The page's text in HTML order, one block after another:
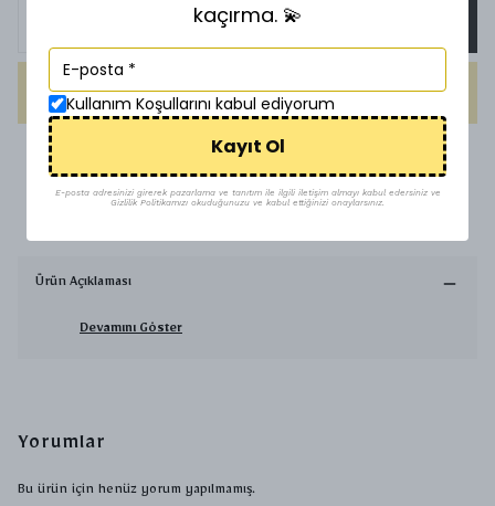
SEPETE EKLE
HEMEN AL
1500 TL üzeri ücretsiz kargo
Uygun Fiyat
Ürün Açıklaması
Devamını Göster
Yorumlar
Bu ürün için henüz yorum yapılmamış.
kaçırma. 💫
Kullanım Koşullarını kabul ediyorum
Kayıt Ol
E-posta adresinizi girerek pazarlama ve tanıtım ile ilgili iletişim almayı kabul edersiniz ve
Gizlilik Politikamızı okuduğunuzu ve kabul ettiğinizi onaylarsınız.